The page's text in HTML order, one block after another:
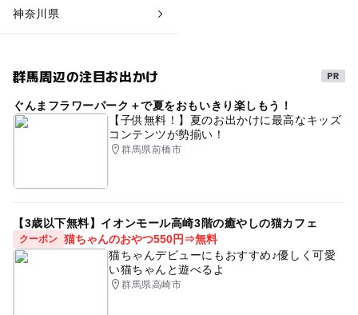
神奈川県
群馬周辺の注目お出かけ
ぐんまフラワーパーク＋で夏をおもいきり楽しもう！
【子供無料！】夏のお出かけに最高なキッズ
コンテンツが勢揃い！
群馬県前橋市
【3歳以下無料】イオンモール高崎3階の癒やしの猫カフェ
クーポン 猫ちゃんのおやつ550円⇒無料
猫ちゃんデビューにもおすすめ♪優しく可愛
い猫ちゃんと遊べるよ
群馬県高崎市